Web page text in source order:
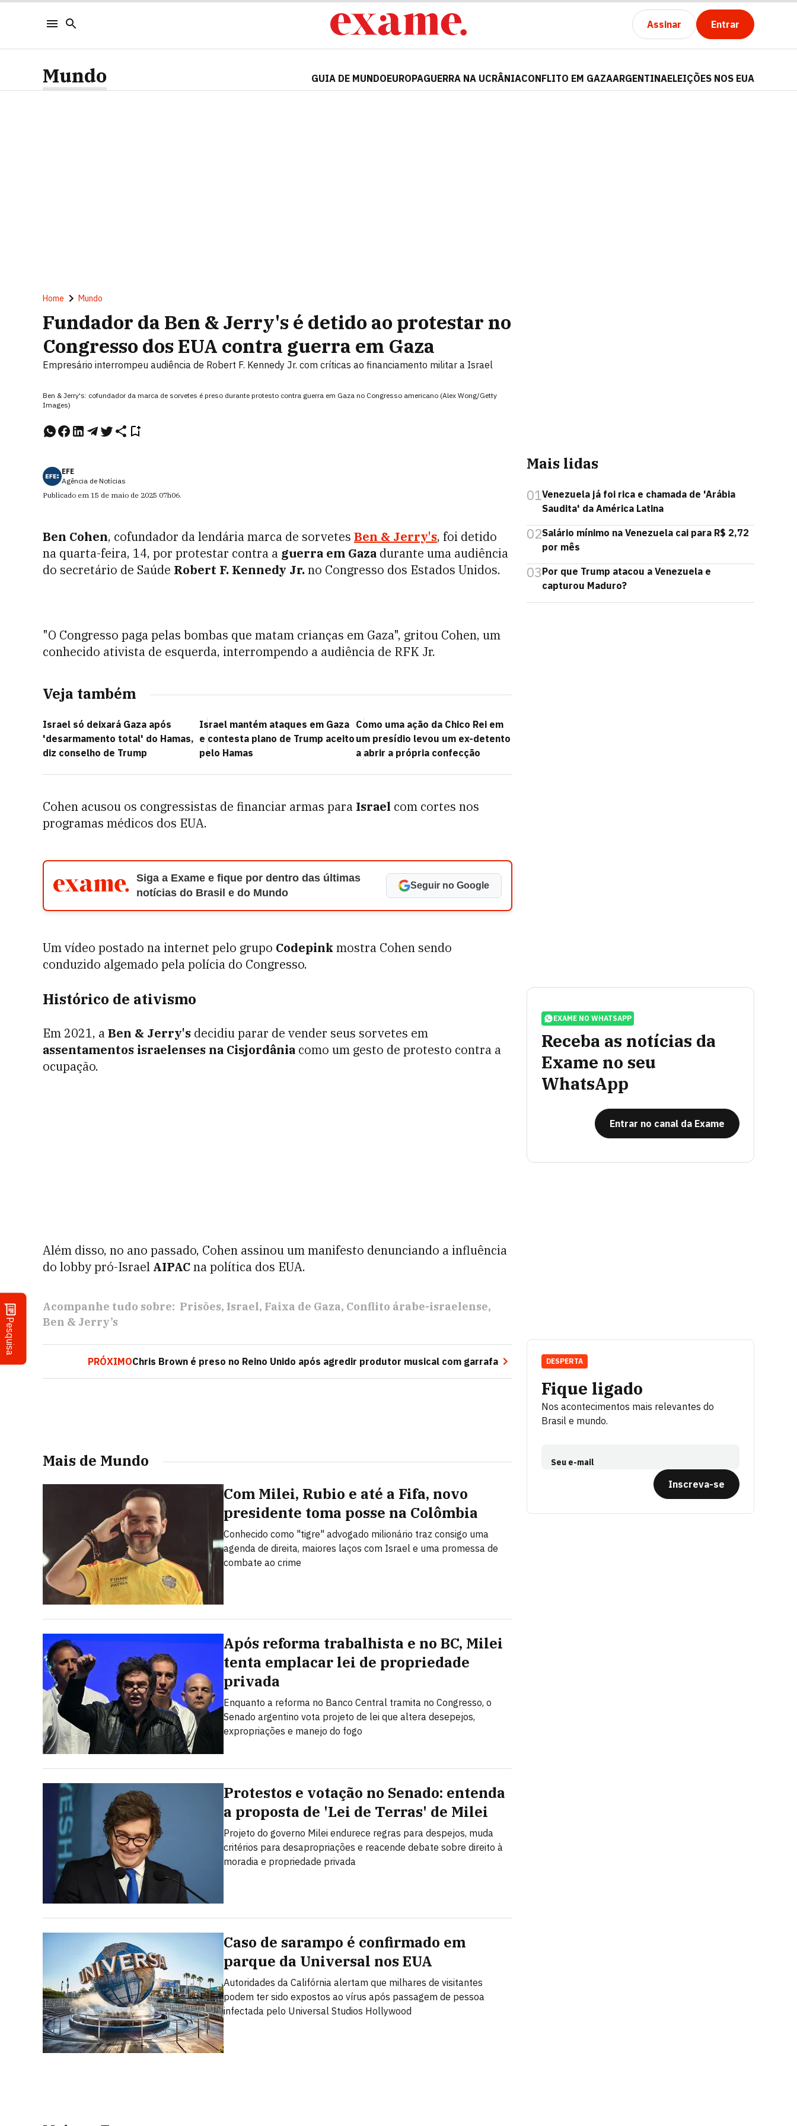
Assinar Entrar
Pesquisa
Mundo GUIA DE MUNDOEUROPAGUERRA NA UCRÂNIACONFLITO EM GAZAARGENTINAELEIÇÕES NOS EUA
Home Mundo
Fundador da Ben & Jerry's é detido ao protestar no
Congresso dos EUA contra guerra em Gaza
Empresário interrompeu audiência de Robert F. Kennedy Jr. com críticas ao financiamento militar a Israel
Ben & Jerry's: cofundador da marca de sorvetes é preso durante protesto contra guerra em Gaza no Congresso americano (Alex Wong/Getty
Images)
EFE
Agência de Notícias
Publicado em 15 de maio de 2025 07h06.
Ben Cohen, cofundador da lendária marca de sorvetes Ben & Jerry's, foi detido
na quarta-feira, 14, por protestar contra a guerra em Gaza durante uma audiência
do secretário de Saúde Robert F. Kennedy Jr.no Congresso dos Estados Unidos.
"O Congresso paga pelas bombas que matam crianças em Gaza", gritou Cohen, um
conhecido ativista de esquerda, interrompendo a audiência de RFK Jr.
Veja também
Israel só deixará Gaza após
'desarmamento total' do Hamas,
diz conselho de Trump
Israel mantém ataques em Gaza
e contesta plano de Trump aceito
pelo Hamas
Como uma ação da Chico Rei em
um presídio levou um ex-detento
a abrir a própria confecção
Cohen acusou os congressistas de financiar armas para Israel com cortes nos
programas médicos dos EUA.
Siga a Exame e fique por dentro das últimas
notícias do Brasil e do Mundo
Seguir no Google
Um vídeo postado na internet pelo grupo Codepink mostra Cohen sendo
conduzido algemado pela polícia do Congresso.
Histórico de ativismo
Em 2021, aBen & Jerry's decidiu parar de vender seus sorvetes em
assentamentos israelenses na Cisjordânia como um gesto de protesto contra a
ocupação.
Além disso, no ano passado, Cohen assinou um manifesto denunciando a influência
do lobby pró-Israel AIPACna política dos EUA.
Acompanhe tudo sobre: Prisões Israel Faixa de Gaza Conflito árabe-israelense
Ben & Jerry’s
PRÓXIMOChris Brown é preso no Reino Unido após agredir produtor musical com garrafa
Mais de Mundo
Com Milei, Rubio e até a Fifa, novo
presidente toma posse na Colômbia
Conhecido como "tigre" advogado milionário traz consigo uma
agenda de direita, maiores laços com Israel e uma promessa de
combate ao crime
Após reforma trabalhista e no BC, Milei
tenta emplacar lei de propriedade
privada
Enquanto a reforma no Banco Central tramita no Congresso, o
Senado argentino vota projeto de lei que altera desepejos,
expropriações e manejo do fogo
Protestos e votação no Senado: entenda
a proposta de 'Lei de Terras' de Milei
Projeto do governo Milei endurece regras para despejos, muda
critérios para desapropriações e reacende debate sobre direito à
moradia e propriedade privada
Caso de sarampo é confirmado em
parque da Universal nos EUA
Autoridades da Califórnia alertam que milhares de visitantes
podem ter sido expostos ao vírus após passagem de pessoa
infectada pelo Universal Studios Hollywood
Mais lidas
01Venezuela já foi rica e chamada de 'Arábia
Saudita' da América Latina
02Salário mínimo na Venezuela cai para R$ 2,72
por mês
03Por que Trump atacou a Venezuela e
capturou Maduro?
EXAME NO WHATSAPP
Receba as notícias da
Exame no seu
WhatsApp
Entrar no canal da Exame
Fique ligado
Nos acontecimentos mais relevantes do
Brasil e mundo.
Seu e-mail
Inscreva-se
DESPERTA